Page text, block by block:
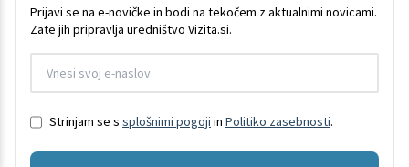
Prijavi se na e-novičke in bodi na tekočem z aktualnimi novicami.
Zate jih pripravlja uredništvo Vizita.si.
Strinjam se s splošnimi pogoji in Politiko zasebnosti.